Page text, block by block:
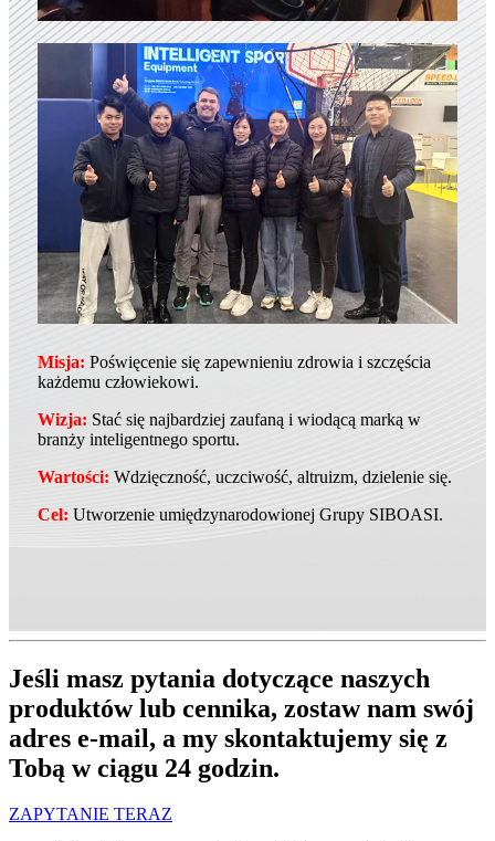
Misja: Poświęcenie się zapewnieniu zdrowia i szczęścia
każdemu człowiekowi.
Wizja: Stać się najbardziej zaufaną i wiodącą marką w
branży inteligentnego sportu.
Wartości: Wdzięczność, uczciwość, altruizm, dzielenie się.
Cel: Utworzenie umiędzynarodowionej Grupy SIBOASI.
Jeśli masz pytania dotyczące naszych
produktów lub cennika, zostaw nam swój
adres e-mail, a my skontaktujemy się z
Tobą w ciągu 24 godzin.
ZAPYTANIE TERAZ